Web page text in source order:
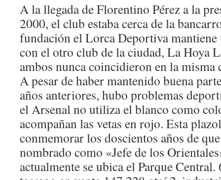
A la llegada de Florentino Pérez a la
2000, el club estaba cerca de la
fundación el Lorca Deportiva
con el otro club de la ciudad, La Hoya
ambos nunca coincidieron en la misma
A pesar de haber mantenido buena
años anteriores, hubo problemas
el Arsenal no utiliza el blanco como
acompañan las vetas en rojo. Esta
conmemorar los doscientos años de
nombrado como «Jefe de los
actualmente se ubica el Parque